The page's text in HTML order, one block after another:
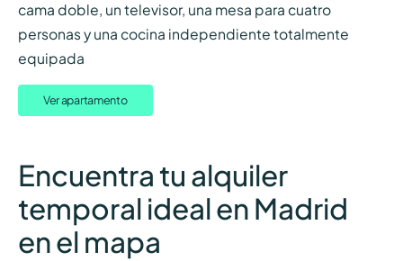
cama doble, un televisor, una mesa para cuatro
personas y una cocina independiente totalmente
equipada
Ver apartamento
Encuentra tu alquiler
temporal ideal en Madrid
en el mapa